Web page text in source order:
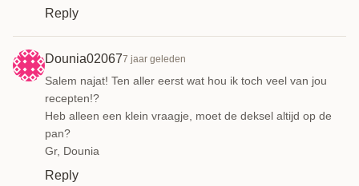
Reply
Dounia020677 jaar geleden
Salem najat! Ten aller eerst wat hou ik toch veel van jou
recepten!?
Heb alleen een klein vraagje, moet de deksel altijd op de
pan?
Gr, Dounia
Reply